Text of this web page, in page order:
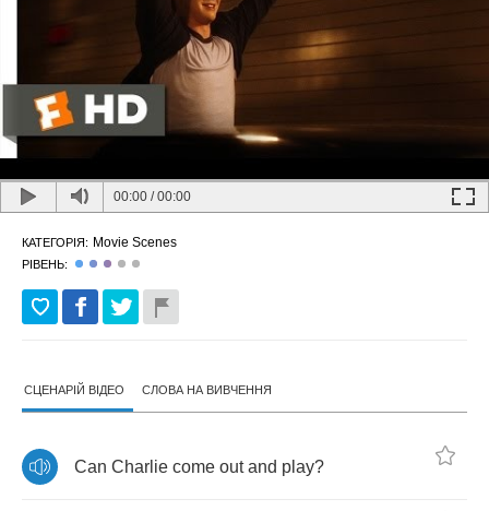
00:00 /00:00
КАТЕГОРІЯ: Movie Scenes
РІВЕНЬ:
СЦЕНАРІЙ ВІДЕО СЛОВА НА ВИВЧЕННЯ
Can Charlie come out and play?